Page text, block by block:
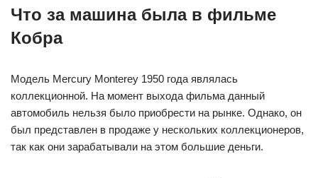
Что за машина была в фильме
Кобра
Модель Mercury Monterey 1950 года являлась
коллекционной. На момент выхода фильма данный
автомобиль нельзя было приобрести на рынке. Однако, он
был представлен в продаже у нескольких коллекционеров,
так как они зарабатывали на этом большие деньги.